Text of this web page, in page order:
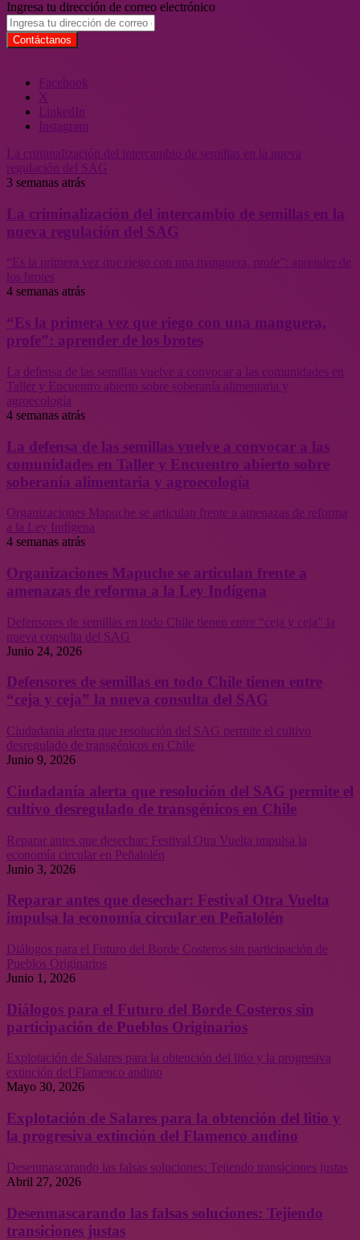
Ingresa tu dirección de correo electrónico
Facebook
X
LinkedIn
Instagram
La criminalización del intercambio de semillas en la nueva
regulación del SAG
3 semanas atrás
La criminalización del intercambio de semillas en la
nueva regulación del SAG
“Es la primera vez que riego con una manguera, profe”: aprender de
los brotes
4 semanas atrás
“Es la primera vez que riego con una manguera,
profe”: aprender de los brotes
La defensa de las semillas vuelve a convocar a las comunidades en
Taller y Encuentro abierto sobre soberanía alimentaria y
agroecología
4 semanas atrás
La defensa de las semillas vuelve a convocar a las
comunidades en Taller y Encuentro abierto sobre
soberanía alimentaria y agroecología
Organizaciones Mapuche se articulan frente a amenazas de reforma
a la Ley Indígena
4 semanas atrás
Organizaciones Mapuche se articulan frente a
amenazas de reforma a la Ley Indígena
Defensores de semillas en todo Chile tienen entre “ceja y ceja” la
nueva consulta del SAG
Junio 24, 2026
Defensores de semillas en todo Chile tienen entre
“ceja y ceja” la nueva consulta del SAG
Ciudadanía alerta que resolución del SAG permite el cultivo
desregulado de transgénicos en Chile
Junio 9, 2026
Ciudadanía alerta que resolución del SAG permite el
cultivo desregulado de transgénicos en Chile
Reparar antes que desechar: Festival Otra Vuelta impulsa la
economía circular en Peñalolén
Junio 3, 2026
Reparar antes que desechar: Festival Otra Vuelta
impulsa la economía circular en Peñalolén
Diálogos para el Futuro del Borde Costeros sin participación de
Pueblos Originarios
Junio 1, 2026
Diálogos para el Futuro del Borde Costeros sin
participación de Pueblos Originarios
Explotación de Salares para la obtención del litio y la progresiva
extinción del Flamenco andino
Mayo 30, 2026
Explotación de Salares para la obtención del litio y
la progresiva extinción del Flamenco andino
Desenmascarando las falsas soluciones: Tejiendo transiciones justas
Abril 27, 2026
Desenmascarando las falsas soluciones: Tejiendo
transiciones justas